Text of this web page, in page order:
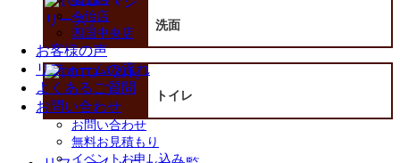
今治店
四国中央店
お客様の声
リフォームの流れ
よくあるご質問
お問い合わせ
お問い合わせ
無料お見積もり
イベントお申し込み
洗面
トイレ